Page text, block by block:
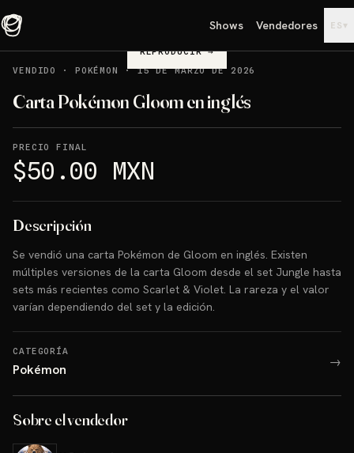
Shows Vendedores ES ▾
REPRODUCIR→
VENDIDO
· POKÉMON ·15 DE MARZO DE 2026
Carta Pokémon Gloom en inglés
PRECIO FINAL
$50.00 MXN
Descripción
Se vendió una carta Pokémon de Gloom en inglés. Existen
múltiples versiones de la carta Gloom desde el set Jungle hasta
sets más recientes como Scarlet & Violet. La rareza y el valor
varían dependiendo del set y la edición.
CATEGORÍA
Pokémon →
Sobre el vendedor